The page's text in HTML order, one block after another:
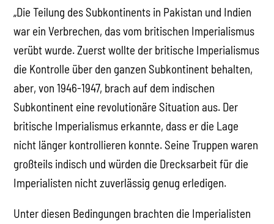
„Die Teilung des Subkontinents in Pakistan und Indien
war ein Verbrechen, das vom britischen Imperialismus
verübt wurde. Zuerst wollte der britische Imperialismus
die Kontrolle über den ganzen Subkontinent behalten,
aber, von 1946-1947, brach auf dem indischen
Subkontinent eine revolutionäre Situation aus. Der
britische Imperialismus erkannte, dass er die Lage
nicht länger kontrollieren konnte. Seine Truppen waren
großteils indisch und würden die Drecksarbeit für die
Imperialisten nicht zuverlässig genug erledigen.
Unter diesen Bedingungen brachten die Imperialisten